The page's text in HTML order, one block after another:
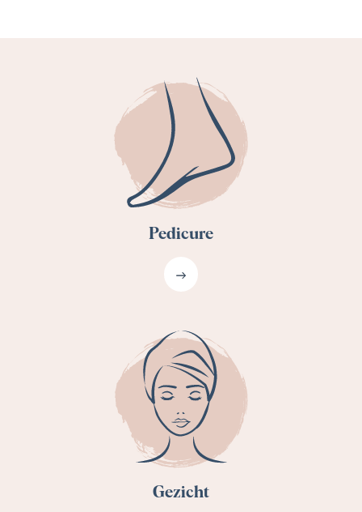
Pedicure
Gezicht